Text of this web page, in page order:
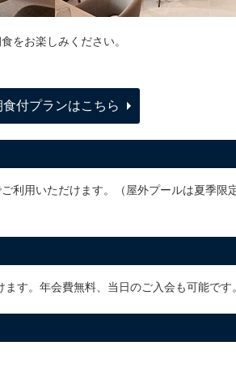
をお楽しみください。
食付プランはこちら
利用いただけます。（屋外プールは夏季限
す。年会費無料、当日のご入会も可能です